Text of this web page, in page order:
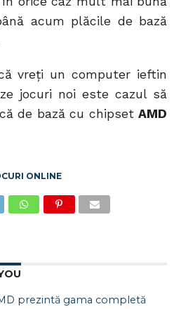
acum plăcile de bază
vreți un computer ieftin
jocuri noi este cazul să
de bază cu chipsetAMD
ONLINE
prezintă gama completă